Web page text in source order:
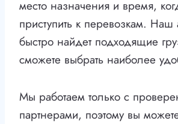
место назначения и время,
приступить к перевозкам. Наш
быстро найдет подходящие
сможете выбрать наиболее
Мы работаем только с
партнерами, поэтому вы